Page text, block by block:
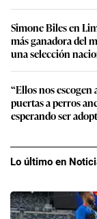
Simone Biles en
más ganadora del
una selección
“Ellos nos
puertas a perros
esperando ser
Lo último en